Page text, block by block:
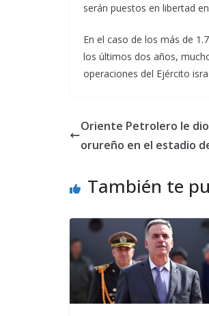
serán puestos en libertad
En el caso de los más de
los últimos dos años,
operaciones del Ejército
Oriente Petrolero le
orureño en el estadio
También te